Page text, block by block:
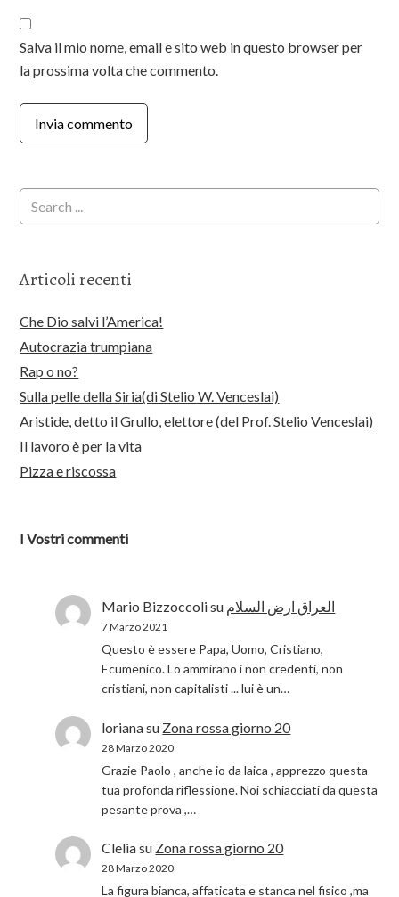
Salva il mio nome, email e sito web in questo browser per
la prossima volta che commento.
Articoli recenti
Che Dio salvi l’America!
Autocrazia trumpiana
Rap o no?
Sulla pelle della Siria(di Stelio W. Venceslai)
Aristide, detto il Grullo, elettore (del Prof. Stelio Venceslai)
Il lavoro è per la vita
Pizza e riscossa
I Vostri commenti
Mario Bizzoccolisu العراق ارض السلام
7 Marzo 2021
Questo è essere Papa, Uomo, Cristiano,
Ecumenico. Lo ammirano i non credenti, non
cristiani, non capitalisti ... lui è un…
lorianasu Zona rossa giorno 20
28 Marzo 2020
Grazie Paolo , anche io da laica , apprezzo questa
tua profonda riflessione. Noi schiacciati da questa
pesante prova ,…
Cleliasu Zona rossa giorno 20
28 Marzo 2020
La figura bianca, affaticata e stanca nel fisico ,ma